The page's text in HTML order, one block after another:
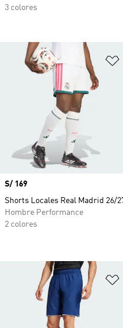
Precio
S/ 169
Shorts Locales Real Madrid 26/
Hombre Performance
2 colores
3 colores